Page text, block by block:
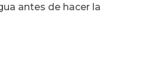
antes de hacer la